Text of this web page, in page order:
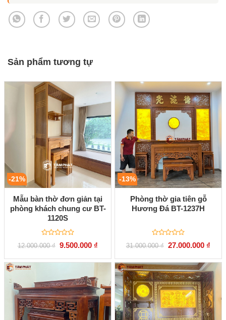
Sản phẩm tương tự
-21%
Mẫu bàn thờ đơn giản tại
phòng khách chung cư BT-
1120S
Được
xếp
0
12.000.000₫ Giá
là:
12.000.000 ₫.
9.500.000 ₫
tại
là:
9.500.000 ₫.
-13%
Phòng thờ gia tiên gỗ
Hương Đá BT-1237H
Được
xếp
0
5
sao
31.000.000₫ Giá
là:
31.000.000 ₫.
27.000.000 ₫
tại
là: